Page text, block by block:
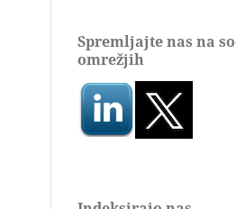
Spremljajte nas na
omrežjih